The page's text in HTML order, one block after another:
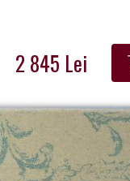
2 845 Lei